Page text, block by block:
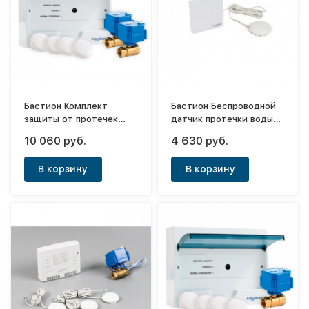
Бастион Комплект
защиты от протечек
10 060 руб.
В корзину
Бастион Беспроводной
датчик протечки воды
4 630 руб.
В корзину